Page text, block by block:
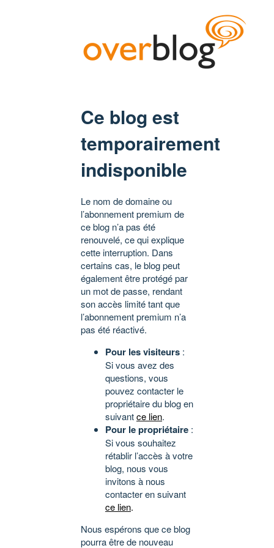
Ce blog est
temporairement
indisponible
Le nom de domaine ou
l’abonnement premium de
ce blog n’a pas été
renouvelé, ce qui explique
cette interruption. Dans
certains cas, le blog peut
également être protégé par
un mot de passe, rendant
son accès limité tant que
l’abonnement premium n’a
pas été réactivé.
Pour les visiteurs :
Si vous avez des
questions, vous
pouvez contacter le
propriétaire du blog en
suivantce lien.
Pour le propriétaire :
Si vous souhaitez
rétablir l’accès à votre
blog, nous vous
invitons à nous
contacter en suivant
ce lien.
Nous espérons que ce blog
pourra être de nouveau